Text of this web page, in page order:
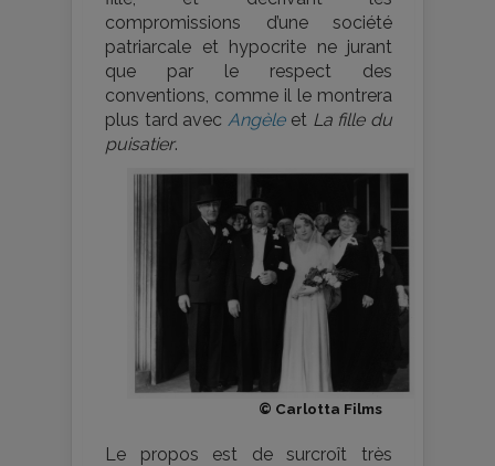
compromissions d’une société
patriarcale et hypocrite ne jurant
que par le respect des
conventions, comme il le montrera
plus tard avec Angèleet La fille du
puisatier.
© Carlotta Films
Le propos est de surcroît très